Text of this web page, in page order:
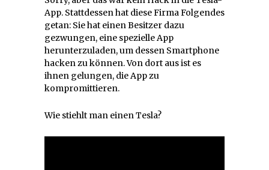
App. Stattdessen hat diese Firma Folgendes
getan: Sie hat einen Besitzer dazu
gezwungen, eine spezielle App
herunterzuladen, um dessen Smartphone
hacken zu können. Von dort aus ist es
ihnen gelungen, die App zu
kompromittieren.
Wie stiehlt man einen Tesla?